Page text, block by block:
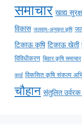
समाचार खाद्य
विकास जलवायु-अनुकूल कृषि
टिकाऊ कृषि टिकाऊ खेती
विविधीकरण बिहार कृषि समाचार
कार्ड विकसित कृषि संकल्प
चौहान संतुलित उर्वरक